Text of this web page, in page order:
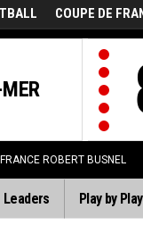
COUPE DE
ROBERT BUSNEL
Leaders Play by Play